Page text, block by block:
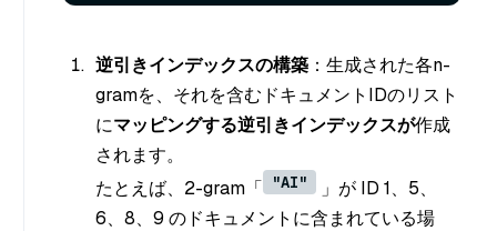
逆引きインデックスの構築 ：生成された各n-
gramを、それを含むドキュメントIDのリスト
にマッピングする逆引きインデックスが作成
されます。
たとえば、2-gram「
"AI"
」が ID 1、5、
6、8、9 のドキュメントに含まれている場